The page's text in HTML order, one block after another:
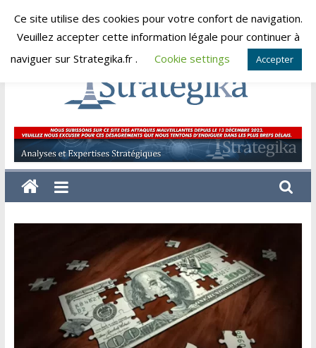
Skip
jeudi, août 6, 2026
Strategika
Expertise
et
Analyses
Ce site utilise des cookies pour votre confort de navigation.
Veuillez accepter cette information légale pour continuer à
naviguer sur Strategika.fr .
Cookie settings Accepter